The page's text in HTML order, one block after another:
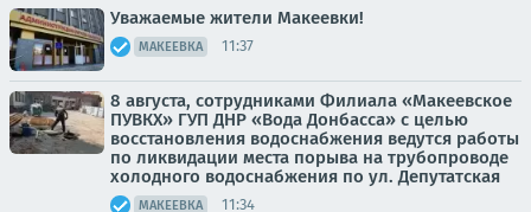
Уважаемые жители Макеевки!
МАКЕЕВКА 11:37
8 августа, сотрудниками Филиала «Макеевское
ПУВКХ» ГУП ДНР «Вода Донбасса» с целью
восстановления водоснабжения ведутся работы
по ликвидации места порыва на трубопроводе
холодного водоснабжения по ул. Депутатская
МАКЕЕВКА 11:34